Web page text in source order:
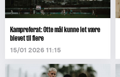
Kampreferat: Otte mål kunne let være
blevet til flere
15/01 2026 11:15